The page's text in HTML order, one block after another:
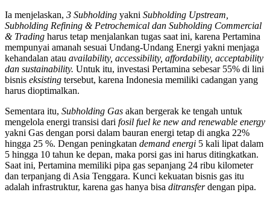
Ia menjelaskan, 3 Subholding yakni Subholding Upstream,
Subholding Refining & Petrochemical dan Subholding Commercial
& Trading harus tetap menjalankan tugas saat ini, karena Pertamina
mempunyai amanah sesuai Undang-Undang Energi yakni menjaga
kehandalan atau availability, accessibility, affordability, acceptability
dan sustainability. Untuk itu, investasi Pertamina sebesar 55% di lini
bisnis eksisting tersebut, karena Indonesia memiliki cadangan yang
harus dioptimalkan.
Sementara itu, Subholding Gas akan bergerak ke tengah untuk
mengelola energi transisi dari fosil fuel ke new and renewable energy
yakni Gas dengan porsi dalam bauran energi tetap di angka 22%
hingga 25 %. Dengan peningkatan demand energi 5 kali lipat dalam
5 hingga 10 tahun ke depan, maka porsi gas ini harus ditingkatkan.
Saat ini, Pertamina memiliki pipa gas sepanjang 24 ribu kilometer
dan terpanjang di Asia Tenggara. Kunci kekuatan bisnis gas itu
adalah infrastruktur, karena gas hanya bisa ditransferdengan pipa.